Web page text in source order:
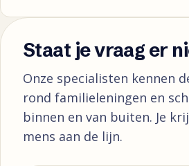
Staat je vraag er
Onze specialisten kennen
rond familieleningen en
binnen en van buiten. Je
mens aan de lijn.